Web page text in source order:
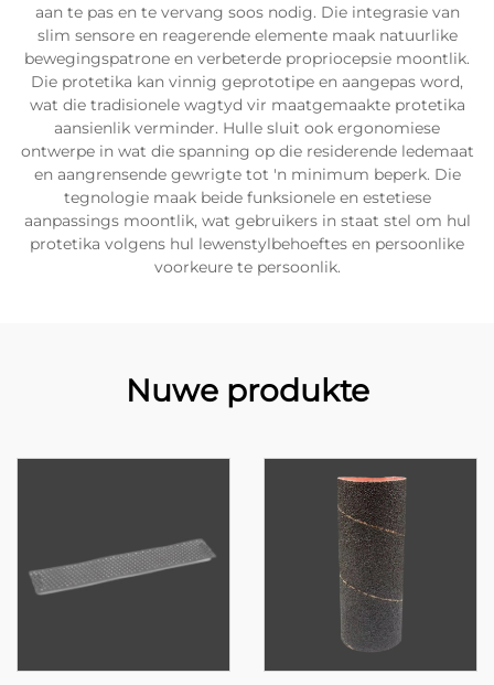
aan te pas en te vervang soos nodig. Die integrasie van
slim sensore en reagerende elemente maak natuurlike
bewegingspatrone en verbeterde propriocepsie moontlik.
Die protetika kan vinnig geprototipe en aangepas word,
wat die tradisionele wagtyd vir maatgemaakte protetika
aansienlik verminder. Hulle sluit ook ergonomiese
ontwerpe in wat die spanning op die residerende ledemaat
en aangrensende gewrigte tot 'n minimum beperk. Die
tegnologie maak beide funksionele en estetiese
aanpassings moontlik, wat gebruikers in staat stel om hul
protetika volgens hul lewenstylbehoeftes en persoonlike
voorkeure te persoonlik.
Nuwe produkte